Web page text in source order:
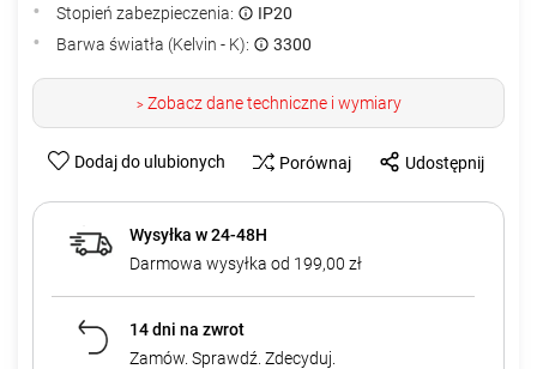
Stopień zabezpieczenia:
IP20
Barwa światła (Kelvin - K):
3300
>Zobacz dane techniczne i wymiary
Dodaj do ulubionych Porównaj Udostępnij
Wysyłka w 24-48H
Darmowa wysyłka od 199,00 zł
14 dni na zwrot
Zamów. Sprawdź. Zdecyduj.